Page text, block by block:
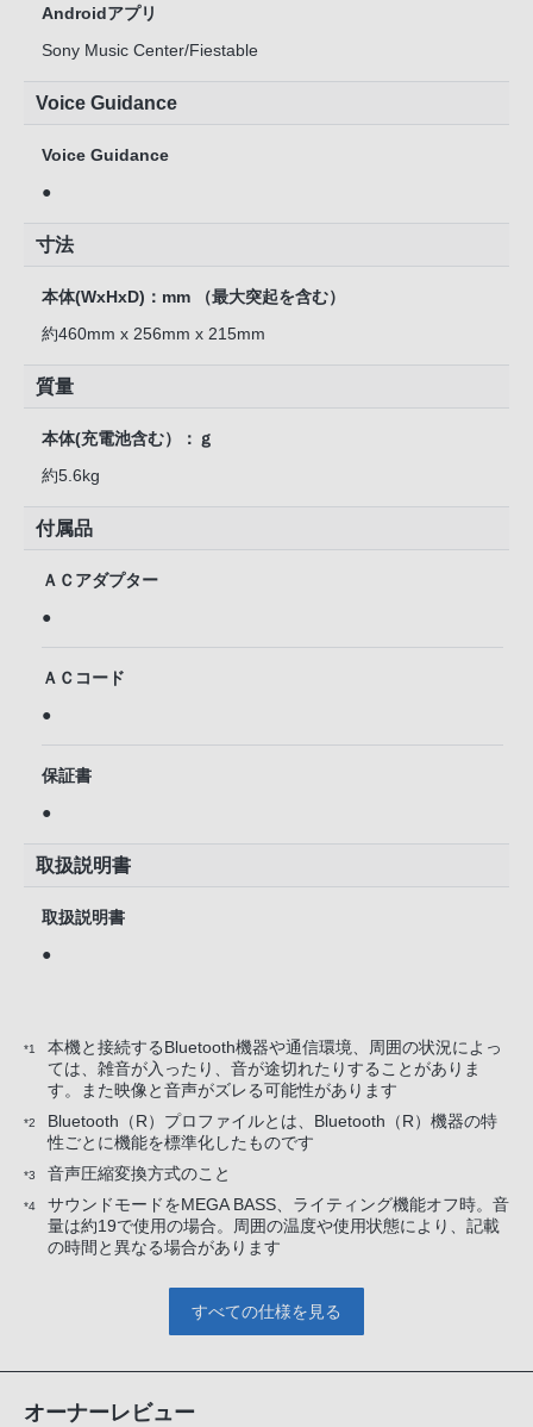
Androidアプリ
Sony Music Center/Fiestable
Voice Guidance
Voice Guidance
●
寸法
本体(WxHxD)：mm （最大突起を含む）
約460mm x 256mm x 215mm
質量
本体(充電池含む）：ｇ
約5.6kg
付属品
ＡＣアダプター
●
ＡＣコード
●
保証書
●
取扱説明書
取扱説明書
●
*1
本機と接続するBluetooth機器や通信環境、周囲の状況によっ
ては、雑音が入ったり、音が途切れたりすることがありま
す。また映像と音声がズレる可能性があります
*2
Bluetooth（R）プロファイルとは、Bluetooth（R）機器の特
性ごとに機能を標準化したものです
*3 音声圧縮変換方式のこと
*4
サウンドモードをMEGA BASS、ライティング機能オフ時。音
量は約19で使用の場合。周囲の温度や使用状態により、記載
の時間と異なる場合があります
すべての仕様を見る
オーナーレビュー